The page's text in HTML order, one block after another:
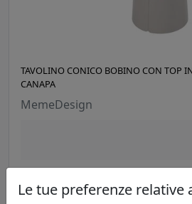
TAVOLINO CONICO BOBINO CON TOP
CANAPA
MemeDesign
Le tue preferenze relative